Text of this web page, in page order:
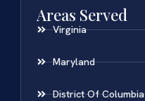
Areas Served
Virginia
Maryland
District Of Columbia